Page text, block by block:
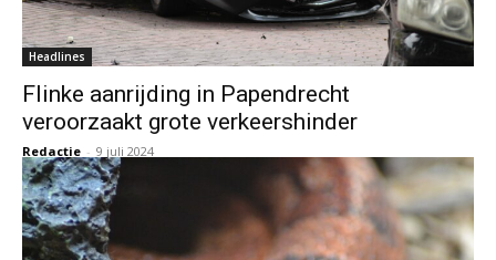
Headlines
Flinke aanrijding in Papendrecht
veroorzaakt grote verkeershinder
Redactie - 9 juli 2024